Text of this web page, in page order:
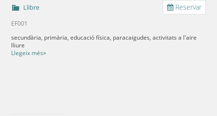
Reservar
Llibre
EF001
secundària, primària, educació física, paracaigudes, activitats a l'aire
lliure
Llegeix més»